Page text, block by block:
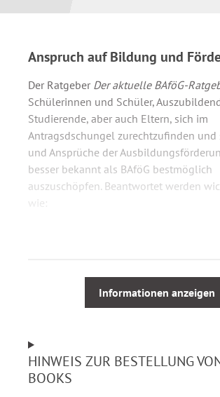
Anspruch auf Bildung und
Der Ratgeber Der aktuelle BAföG-
Schülerinnen und Schüler,
Studierende, aber auch Eltern, sich im
Antragsdschungel zurechtzufinden und
und Ansprüche der
besser bekannt als BAföG bestmöglich
auszuschöpfen. Beantwortet werden
wie:
Fachrichtungswechsel oder
Welche Rechte und Ansprüche
Besonderheiten?
Welche sozial- und strafrechtlichen
Informationen anzeigen
HINWEIS ZUR BESTELLUNG
BOOKS